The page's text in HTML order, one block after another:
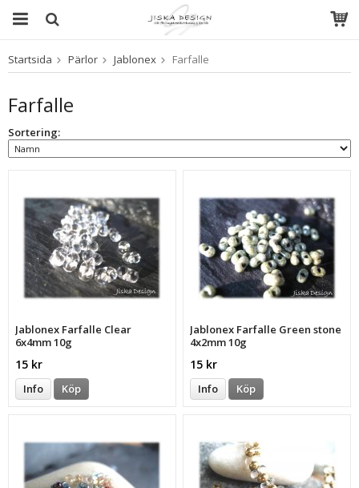
Produkten har blivit tillagd i varukorgen
Startsida Pärlor Jablonex Farfalle
Farfalle
Sortering:
Jablonex Farfalle Clear
6x4mm 10g
15 kr
Info Köp
Jablonex Farfalle Green stone
4x2mm 10g
15 kr
Info Köp